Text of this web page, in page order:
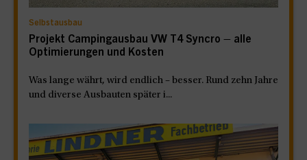
Selbstausbau
Projekt Campingausbau VW T4 Syncro – alle
Optimierungen und Kosten
Was lange währt, wird endlich – besser. Rund zehn Jahre
und diverse Ausbauten später i...